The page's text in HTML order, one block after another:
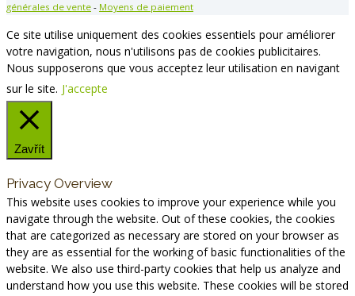
générales de vente - Moyens de paiement
Ce site utilise uniquement des cookies essentiels pour améliorer
votre navigation, nous n'utilisons pas de cookies publicitaires.
Nous supposerons que vous acceptez leur utilisation en navigant
sur le site. J'accepte
Zavřít
Privacy Overview
This website uses cookies to improve your experience while you
navigate through the website. Out of these cookies, the cookies
that are categorized as necessary are stored on your browser as
they are as essential for the working of basic functionalities of the
website. We also use third-party cookies that help us analyze and
understand how you use this website. These cookies will be stored